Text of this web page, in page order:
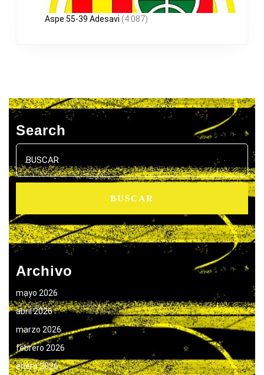
Aspe 55-39 Adesavi (4.087)
Search
Buscar:
Archivo
mayo 2026
abril 2026
marzo 2026
febrero 2026
enero 2026